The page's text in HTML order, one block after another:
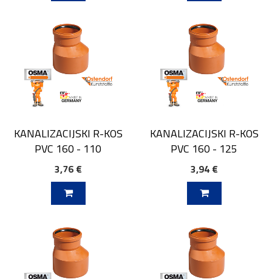
KANALIZACIJSKI R-KOS
PVC 160 - 110
3,76 €
KANALIZACIJSKI R-KOS
PVC 160 - 125
3,94 €